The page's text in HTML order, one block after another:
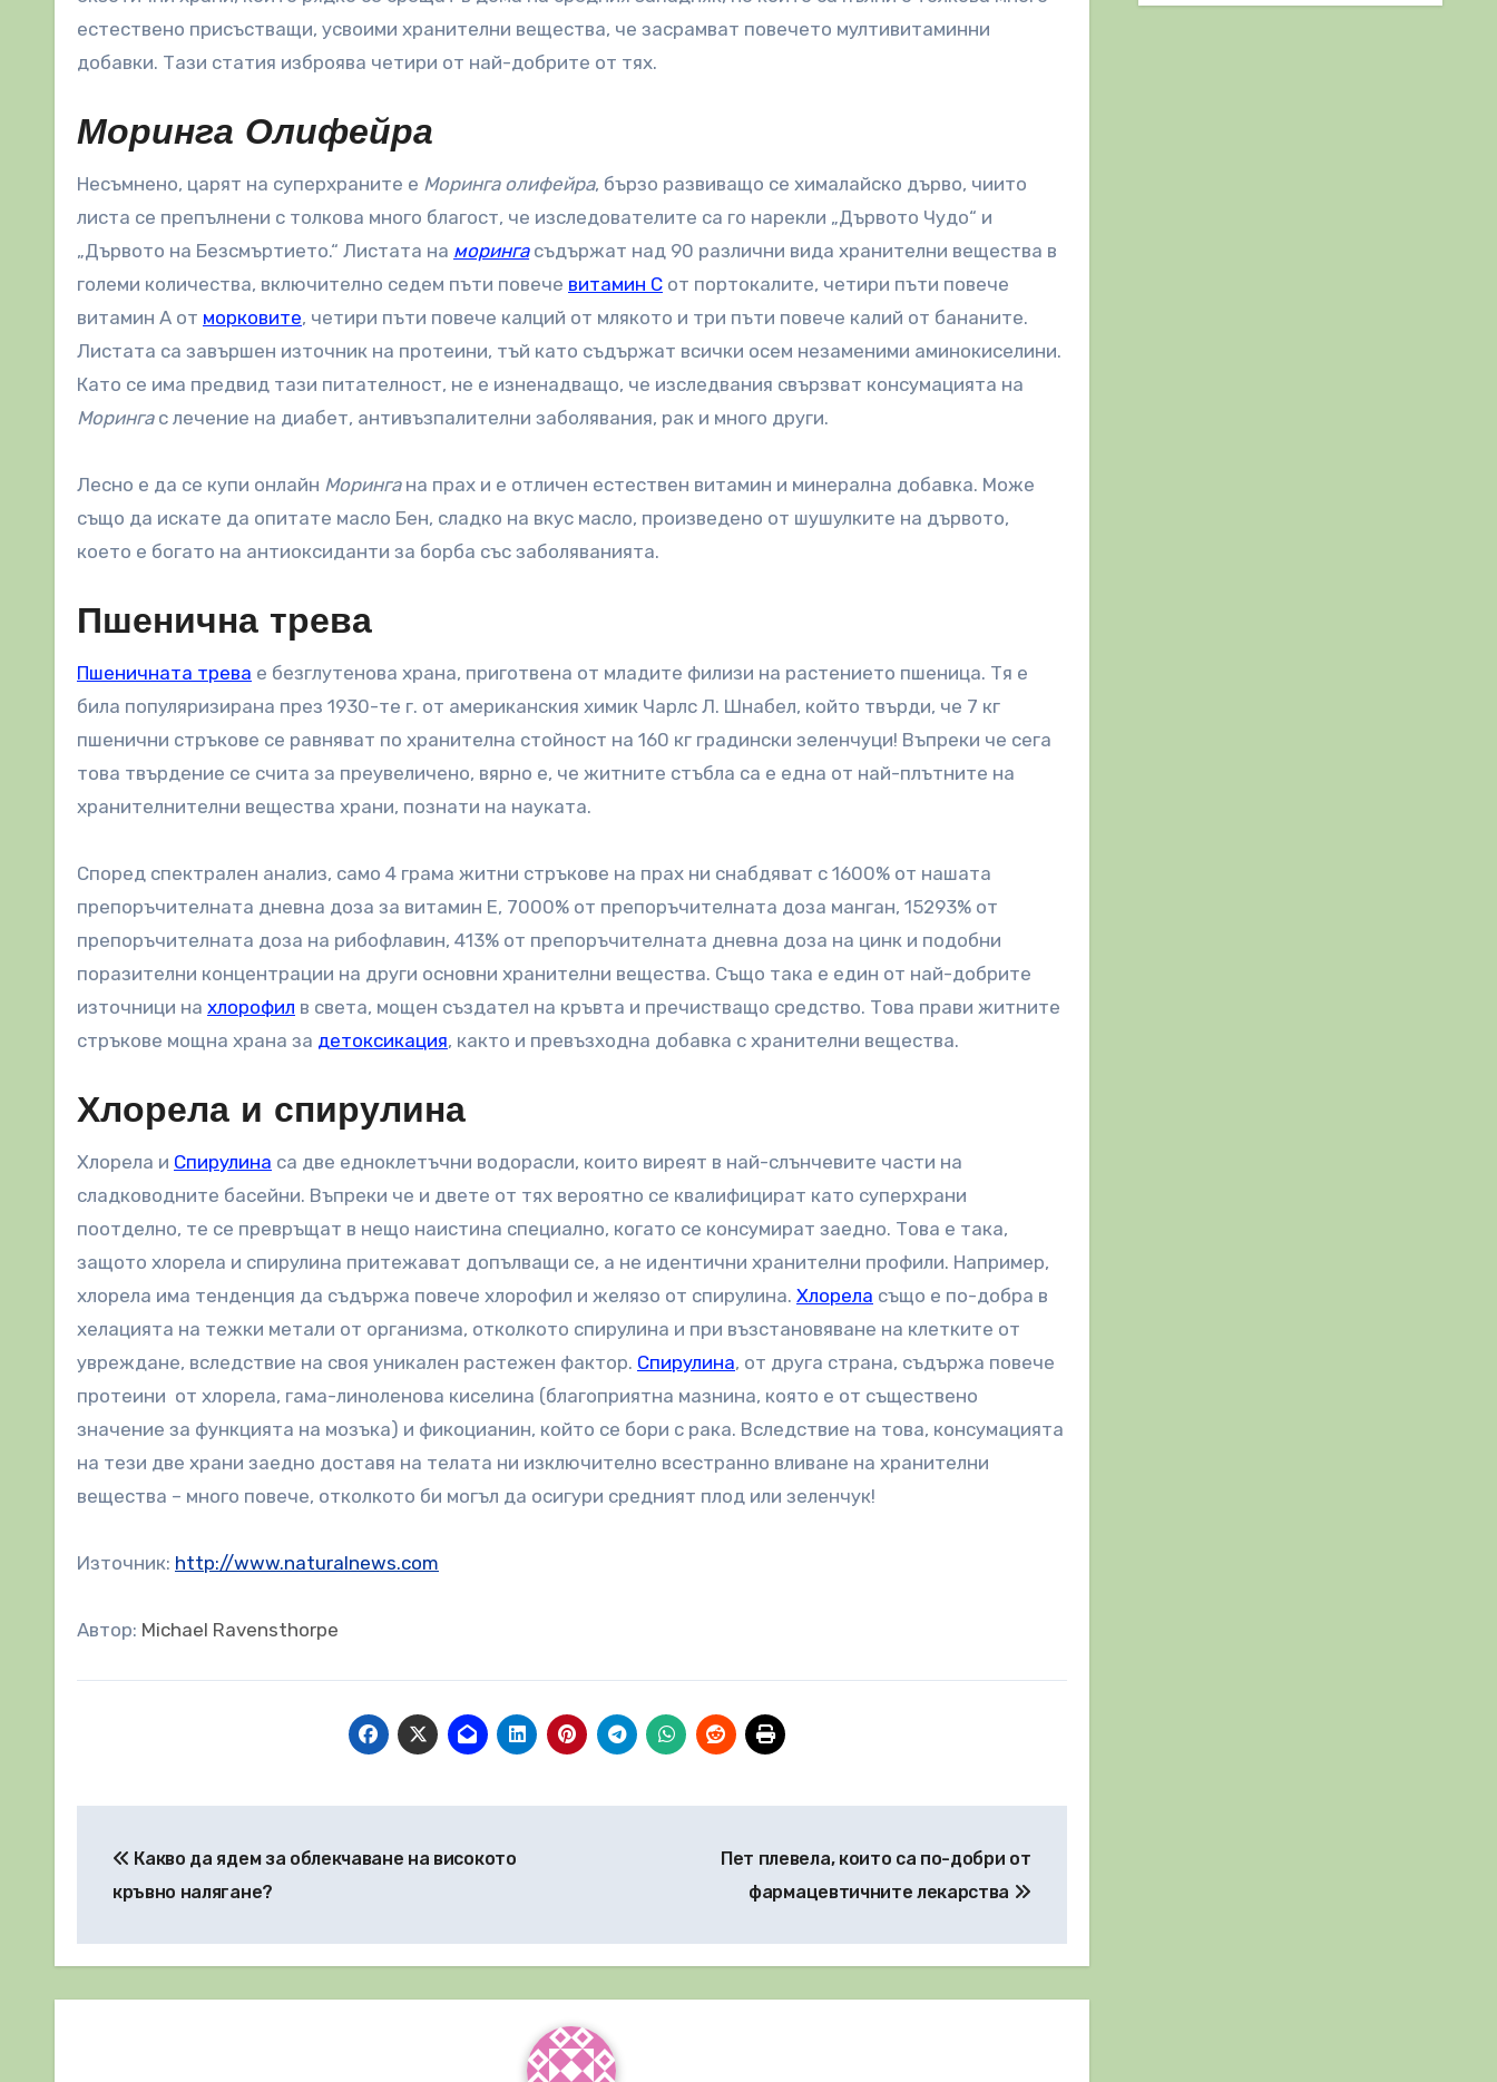
естествено присъстващи, усвоими хранителни вещества, че засрамват повечето мултивитаминни
добавки. Тази статия изброява четири от най-добрите от тях.
Моринга Олифейра
Несъмнено, царят на суперхраните е Моринга олифейра, бързо развиващо се хималайско дърво, чиито
листа се препълнени с толкова много благост, че изследователите са го нарекли „Дървото Чудо“ и
„Дървото на Безсмъртието.“ Листата на морингасъдържат над 90 различни вида хранителни вещества в
големи количества, включително седем пъти повече витамин С от портокалите, четири пъти повече
витамин А от морковите, четири пъти повече калций от млякото и три пъти повече калий от бананите.
Листата са завършен източник на протеини, тъй като съдържат всички осем незаменими аминокиселини.
Като се има предвид тази питателност, не е изненадващо, че изследвания свързват консумацията на
Морингас лечение на диабет, антивъзпалителни заболявания, рак и много други.
Лесно е да се купи онлайн Морингана прах и е отличен естествен витамин и минерална добавка. Може
също да искате да опитате масло Бен, сладко на вкус масло, произведено от шушулките на дървото,
което е богато на антиоксиданти за борба със заболяванията.
Пшенична трева
Пшеничната трева е безглутенова храна, приготвена от младите филизи на растението пшеница. Тя е
била популяризирана през 1930-те г. от американския химик Чарлс Л. Шнабел, който твърди, че 7 кг
пшенични стръкове се равняват по хранителна стойност на 160 кг градински зеленчуци! Въпреки че сега
това твърдение се счита за преувеличено, вярно е, че житните стъбла са е една от най-плътните на
хранителнителни вещества храни, познати на науката.
Според спектрален анализ, само 4 грама житни стръкове на прах ни снабдяват с 1600% от нашата
препоръчителната дневна доза за витамин E, 7000% от препоръчителната доза манган, 15293% от
препоръчителната доза на рибофлавин, 413% от препоръчителната дневна доза на цинк и подобни
поразителни концентрации на други основни хранителни вещества. Също така е един от най-добрите
източници на хлорофил в света, мощен създател на кръвта и пречистващо средство. Това прави житните
стръкове мощна храна за детоксикация, както и превъзходна добавка с хранителни вещества.
Хлорела и спирулина
Хлорела и Спирулина са две едноклетъчни водорасли, които виреят в най-слънчевите части на
сладководните басейни. Въпреки че и двете от тях вероятно се квалифицират като суперхрани
поотделно, те се превръщат в нещо наистина специално, когато се консумират заедно. Това е така,
защото хлорела и спирулина притежават допълващи се, а не идентични хранителни профили. Например,
хлорела има тенденция да съдържа повече хлорофил и желязо от спирулина. Хлорела също е по-добра в
хелацията на тежки метали от организма, отколкото спирулина и при възстановяване на клетките от
увреждане, вследствие на своя уникален растежен фактор. Спирулина, от друга страна, съдържа повече
протеини от хлорела, гама-линоленова киселина (благоприятна мазнина, която е от съществено
значение за функцията на мозъка) и фикоцианин, който се бори с рака. Вследствие на това, консумацията
на тези две храни заедно доставя на телата ни изключително всестранно вливане на хранителни
вещества – много повече, отколкото би могъл да осигури средният плод или зеленчук!
Източник: http://www.naturalnews.com
Автор: Michael Ravensthorpe
Какво да ядем за облекчаване на високото
кръвно налягане?
Пет плевела, които са по-добри от
фармацевтичните лекарства